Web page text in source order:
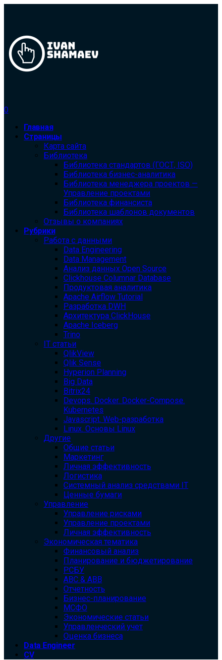
0
Главная
Страницы
Карта сайта
Библиотека
Библиотека cтандартов (ГОСТ, ISO)
Библиотека бизнес-аналитика
Библиотека менеджера проектов —
Управление проектами
Библиотека финансиста
Библиотека шаблонов документов
Отзывы о компаниях
Рубрики
Работа с данными
Data Engineering
Data Management
Анализ данных Open Source
Clickhouse Columnar Database
Продуктовая аналитика
Apache Airflow Tutorial
Разработка DWH
Архитектура ClickHouse
Apache Iceberg
Trino
IT статьи
QlikView
Qlik Sense
Hyperion Planning
Big Data
Bitrix24
Devops. Docker. Docker-Compose.
Kubernetes
Javascript. Web-разработка
Linux. Основы Linux
Другие
Общие статьи
Маркетинг
Личная эффективность
Логистика
Системный анализ средствами IT
Ценные бумаги
Управление
Управление рисками
Управление проектами
Личная эффективность
Экономическая тематика
Финансовый анализ
Планирование и бюджетирование
РСБУ
ABC & ABB
Отчетность
Бизнес-планирование
МСФО
Экономические статьи
Управленческий учет
Оценка бизнеса
Data Engineer
CV